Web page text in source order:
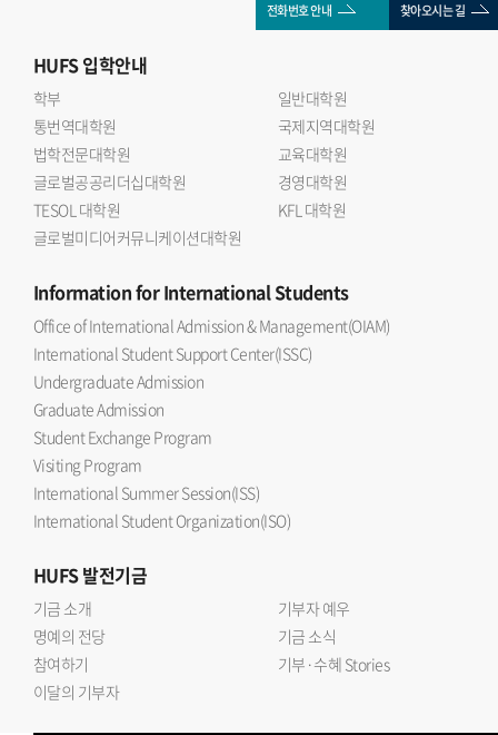
전화번호 안내 찾아오시는 길
HUFS입학안내
학부
일반대학원
통번역대학원
국제지역대학원
법학전문대학원
교육대학원
글로벌공공리더십대학원
경영대학원
TESOL 대학원
KFL 대학원
글로벌미디어커뮤니케이션대학원
Informationfor International Students
Office of International Admission & Management(OIAM)
International Student Support Center(ISSC)
Undergraduate Admission
Graduate Admission
Student Exchange Program
Visiting Program
International Summer Session(ISS)
International Student Organization(ISO)
HUFS발전기금
기금 소개
기부자 예우
명예의 전당
기금 소식
참여하기
기부·수혜 Stories
이달의 기부자